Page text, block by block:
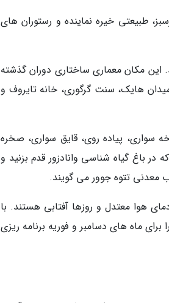
طبیعتی خیره نماینده و رستوران های
این مکان معماری ساختاری دوران گذشته
هایک، سنت گرگوری، خانه تایروف و
سواری، پیاده روی، قایق سواری، صخره
در باغ گیاه شناسی وانادزور قدم بزنید و
معدنی تتوه جوور می گویند.
هوا معتدل و روزها آفتابی هستند. با
ماه های دسامبر و فوریه برنامه ریزی